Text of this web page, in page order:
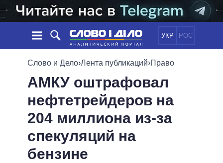
УКР РОС
НОВОСТИ
ЛЕНТА
СОБЫТИЯ
СТАТЬИ
ОБЗОРЫ
ДАЙДЖЕСТЫ
ПОЛИТИКА
ЭКОНОМИКА
ОБЩЕСТВО
ОБЕЩАНИЯ
ПОЛИТИКИ
ПРЕЗИДЕНТ И ОФИС
ВЕРХОВНАЯ РАДА
ИНФОГРАФИКА
Слово и Дело›Лента публикаций›Право
АМКУ оштрафовал
нефтетрейдеров на
204 миллиона из-за
спекуляций на
бензине